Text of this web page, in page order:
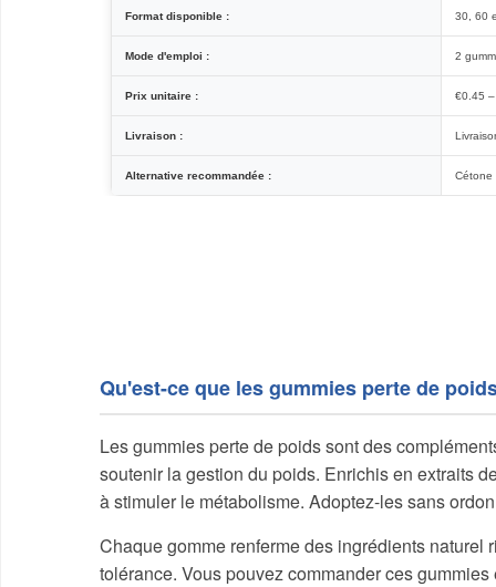
Format disponible : 30, 60
Mode d'emploi : 2
Prix unitaire : €0.45
Livraison :
Alternative recommandée : Cétone
Qu'est-ce que les gummies perte de
Les gummies perte de poids sont des
soutenir la gestion du poids. Enrichis en extraits
à stimuler le métabolisme. Adoptez-les sans
Chaque gomme renferme des ingrédients
tolérance. Vous pouvez commander ces